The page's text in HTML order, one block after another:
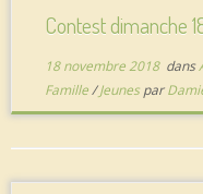
Contest dimanche
18 novembre 2018dans
Famille/Jeunes par